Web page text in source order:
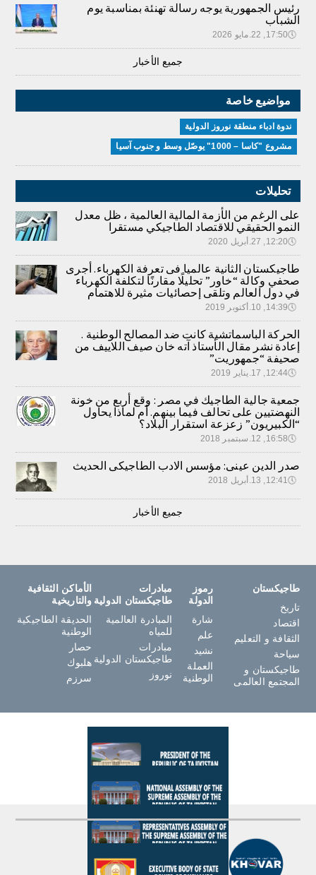
رئيس الجمهورية يوجه رسالة تهنئة بمناسبة يوم
الشباب
🕔17:50, 22.مايو 2026
جميع الأخبار
مواضيع خاصة
ندوة ادباء منطقة نوروز الدولية
مشروع "كاسا – 1000" يوصّل وسط و جنوب آسيا
تحليلات
على الرغم من الأزمة المالية العالمية ، ظل معدل
النمو الحقيقي للاقتصاد الطاجيكي مستقرا
🕔12:20, 27.أبريل 2020
طاجيكستان الثانية عالميا فى تعرفة الكهرباء. أجرى
صحفي وكالة “خاور” تحليلًا مقارنًا لتكلفة الكهرباء
في دول العالم وتلقى إحصائيات مثيرة للاهتمام
🕔14:39, 10.أكتوبر 2019
الحركة الباسماتشية كانت ضد المصالح الوطنية .
إعادة نشر مقال الأستاذ آته خان صيف اللاييف من
صحيفة “جمهوريت”
🕔12:44, 17.يناير 2019
جمعية جالية الطاجيك في مصر : وقع أربع من خونة
النهضتيين على تحالف فيما بينهم. أم لماذا يحاول
“الكبيريون” زعزعة استقرار البلاد؟
🕔16:58, 12.سبتمبر 2018
صدر الدين عينى: مؤسس الادب الطاجيكى الحديث
🕔12:41, 13.أبريل 2018
جميع الأخبار
طاجيكستان
تاريخ
اقتصاد
الثقافة و التعليم
سياحة
طاجيكستان و
المجتمع العالمى
رموز
الدولة
شارة
علم
نشيد
العملة
الوطنية
مبادرات
طاجيكستان الدولية
المبادرة العالمية
للمياه
مبادرات
طاجيكستان الدولية
نوروز
الأماكن الثقافية
والتاريخية
الحديقة الطاجيكية
الوطنية
حصار
هلبوك
سرزم